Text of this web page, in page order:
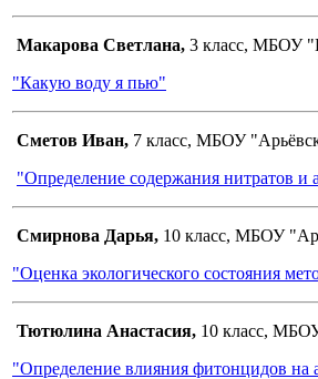
Макарова Светлана, 3 класс, МБОУ
"Какую воду я пью"
Сметов Иван, 7 класс, МБОУ
"Определение содержания нитратов и
Смирнова Дарья, 10 класс, МБОУ
"Оценка экологического состояния
Тютюлина Анастасия, 10 класс,
"Определение влияния фитонцидов на